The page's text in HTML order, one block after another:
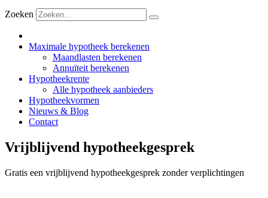
Zoeken
Maximale hypotheek berekenen
Maandlasten berekenen
Annuïteit berekenen
Hypotheekrente
Alle hypotheek aanbieders
Hypotheekvormen
Nieuws & Blog
Contact
Vrijblijvend hypotheekgesprek
Gratis een vrijblijvend hypotheekgesprek zonder verplichtingen